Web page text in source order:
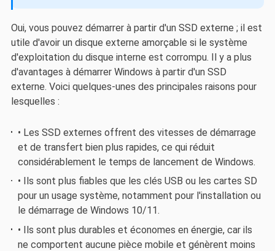
Oui, vous pouvez démarrer à partir d'un SSD externe ; il est
utile d'avoir un disque externe amorçable si le système
d'exploitation du disque interne est corrompu. Il y a plus
d'avantages à démarrer Windows à partir d'un SSD
externe. Voici quelques-unes des principales raisons pour
lesquelles :
• Les SSD externes offrent des vitesses de démarrage
et de transfert bien plus rapides, ce qui réduit
considérablement le temps de lancement de Windows.
• Ils sont plus fiables que les clés USB ou les cartes SD
pour un usage système, notamment pour l'installation ou
le démarrage de Windows 10/11.
• Ils sont plus durables et économes en énergie, car ils
ne comportent aucune pièce mobile et génèrent moins